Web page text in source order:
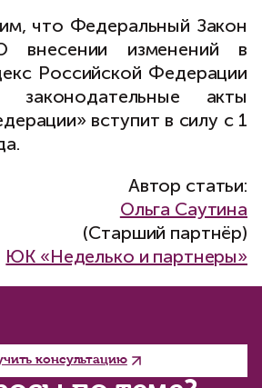
что Федеральный Закон
изменений в
Российской Федерации
акты
вступит в силу с 1
Автор статьи:
Ольга Саутина
(Старший партнёр)
ЮК «Неделько и партнеры»
консультацию